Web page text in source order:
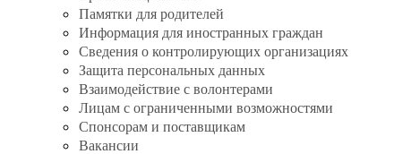
Памятки для родителей
Информация для иностранных граждан
Сведения о контролирующих организациях
Защита персональных данных
Взаимодействие с волонтерами
Лицам с ограниченными возможностями
Спонсорам и поставщикам
Вакансии